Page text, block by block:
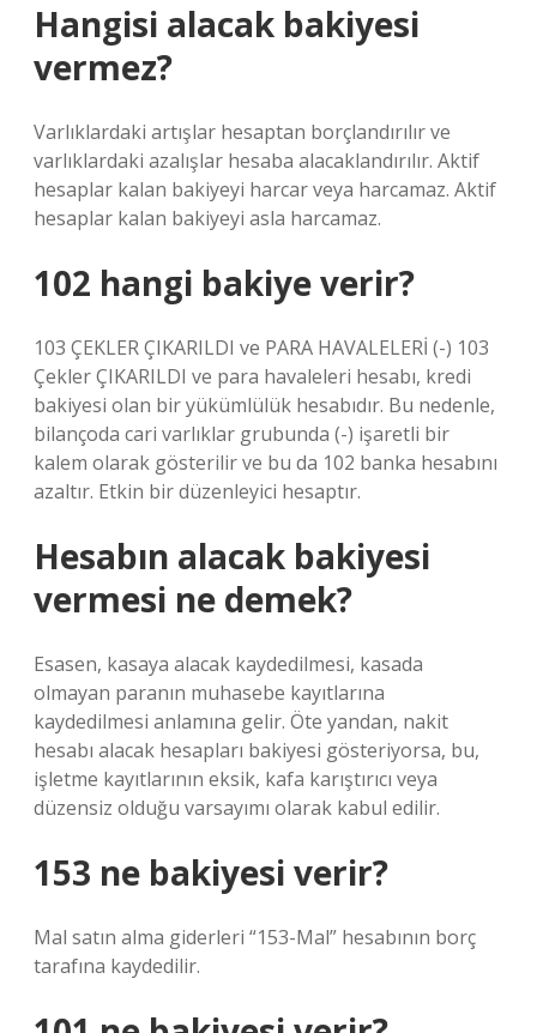
Hangisi alacak bakiyesi
vermez?
Varlıklardaki artışlar hesaptan borçlandırılır ve
varlıklardaki azalışlar hesaba alacaklandırılır. Aktif
hesaplar kalan bakiyeyi harcar veya harcamaz. Aktif
hesaplar kalan bakiyeyi asla harcamaz.
102 hangi bakiye verir?
103 ÇEKLER ÇIKARILDI ve PARA HAVALELERİ (-) 103
Çekler ÇIKARILDI ve para havaleleri hesabı, kredi
bakiyesi olan bir yükümlülük hesabıdır. Bu nedenle,
bilançoda cari varlıklar grubunda (-) işaretli bir
kalem olarak gösterilir ve bu da 102 banka hesabını
azaltır. Etkin bir düzenleyici hesaptır.
Hesabın alacak bakiyesi
vermesi ne demek?
Esasen, kasaya alacak kaydedilmesi, kasada
olmayan paranın muhasebe kayıtlarına
kaydedilmesi anlamına gelir. Öte yandan, nakit
hesabı alacak hesapları bakiyesi gösteriyorsa, bu,
işletme kayıtlarının eksik, kafa karıştırıcı veya
düzensiz olduğu varsayımı olarak kabul edilir.
153 ne bakiyesi verir?
Mal satın alma giderleri “153-Mal” hesabının borç
tarafına kaydedilir.